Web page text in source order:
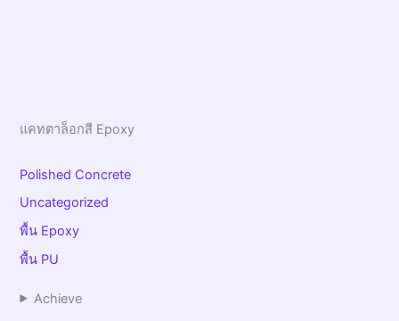
แคทตาล็อกสี Epoxy
Polished Concrete
Uncategorized
พื้น Epoxy
พื้น PU
Achieve